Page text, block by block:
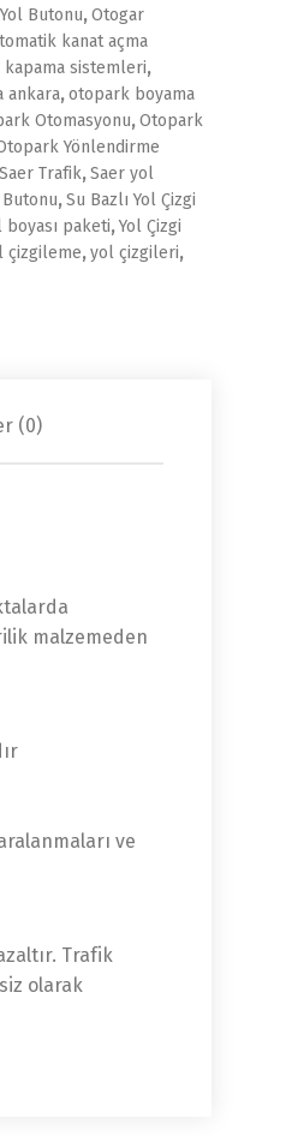
Butonu,Otogar
kanat açma
kapama sistemleri,
ankara,otopark boyama
Otomasyonu,Otopark
Yönlendirme
Saer Trafik,Saer yol
,Su Bazlı Yol Çizgi
boyası paketi,Yol Çizgi
çizgileme,yol çizgileri,
(0)
malzemeden
ve
Trafik
olarak